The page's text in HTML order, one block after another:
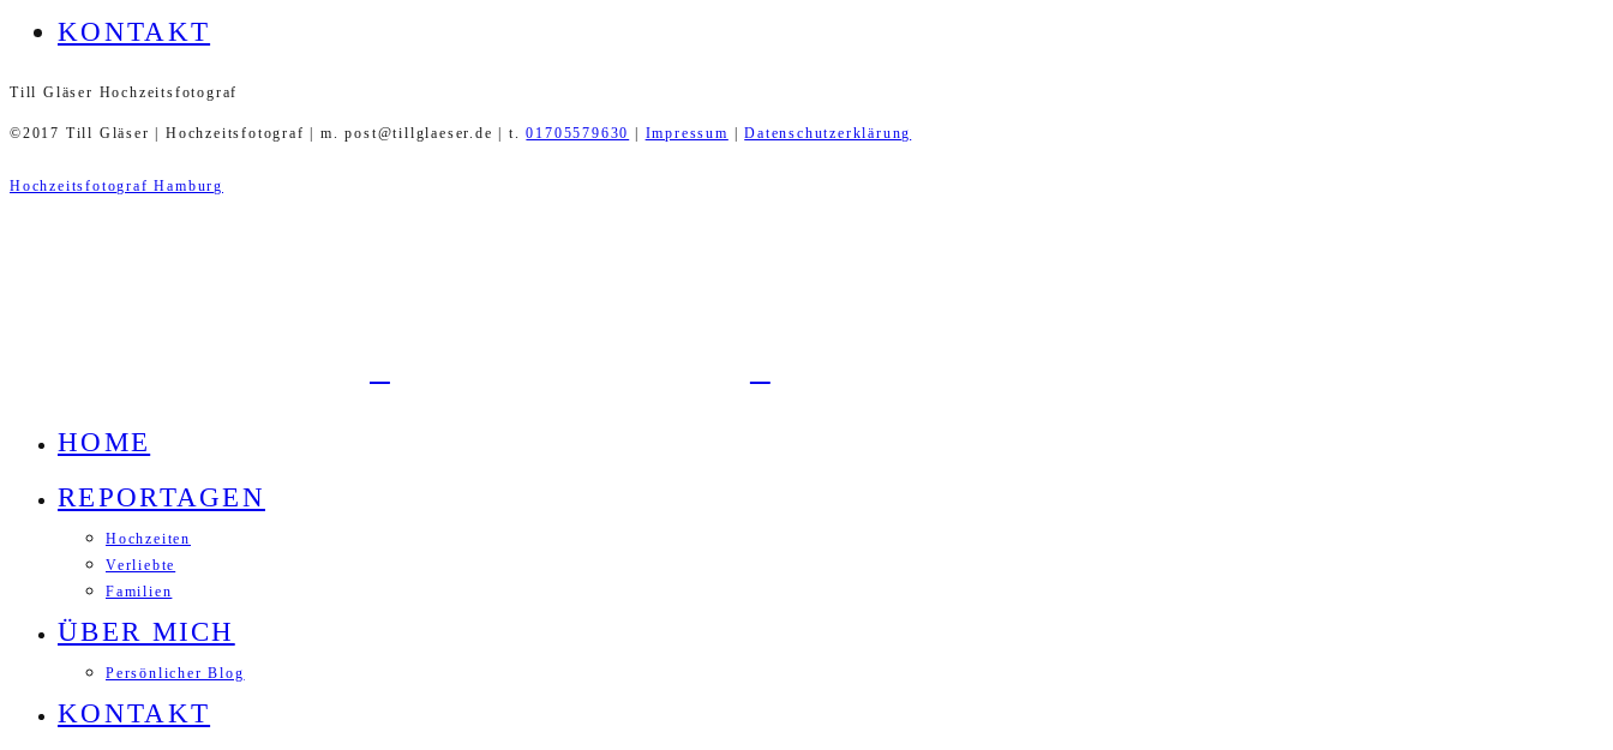
KONTAKT
Till Gläser Hochzeitsfotograf
©2017 Till Gläser | Hochzeitsfotograf | m. post@tillglaeser.de | t.01705579630 | Impressum |Datenschutzerklärung
Hochzeitsfotograf Hamburg
HOME
REPORTAGEN
Hochzeiten
Verliebte
Familien
ÜBER MICH
Persönlicher Blog
KONTAKT